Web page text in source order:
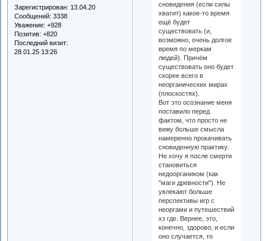
Зарегистрирован: 13.04.20
Сообщений: 3338
Уважение: +928
Позитив: +820
Последний визит:
28.01.25 13:26
сновидения (если силы
хватит) какое-то время
ещё будет
существовать (и,
возможно, очень долгое
время по меркам
людей). Причём
существовать оно будет
скорее всего в
неорганических мирах
(плоскостях).
Вот это осознание меня
поставило перед
фактом, что просто не
вижу больше смысла
намеренно прокачивать
сновиденную практику.
Не хочу я после смерти
становиться
недооргаником (как
"маги древности"). Не
увлекают больше
перспективы игр с
неоргами и путешествий
хз где. Вернее, это,
конечно, здорово, и если
оно случается, то